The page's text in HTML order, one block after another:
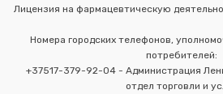
Лицензия на фармацевтическую
Номера городских телефонов,
потребителей:
+37517-379-92-04 - Администрация
отдел торговли и